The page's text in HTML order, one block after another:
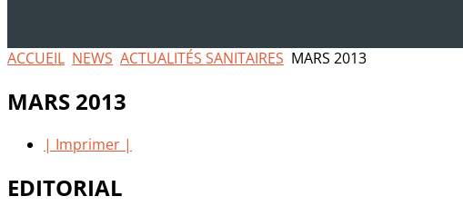
ACCUEIL NEWS ACTUALITÉS SANITAIRES MARS 2013
MARS 2013
| Imprimer |
EDITORIAL